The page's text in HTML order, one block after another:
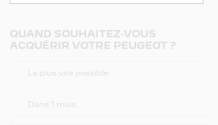
QUAND SOUHAITEZ-VOUS
ACQUÉRIR VOTRE PEUGEOT ?
Le plus vite possible
Dans 1 mois